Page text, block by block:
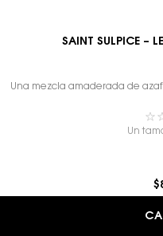
SAINT SULPICE –
Una mezcla amaderada de
Un